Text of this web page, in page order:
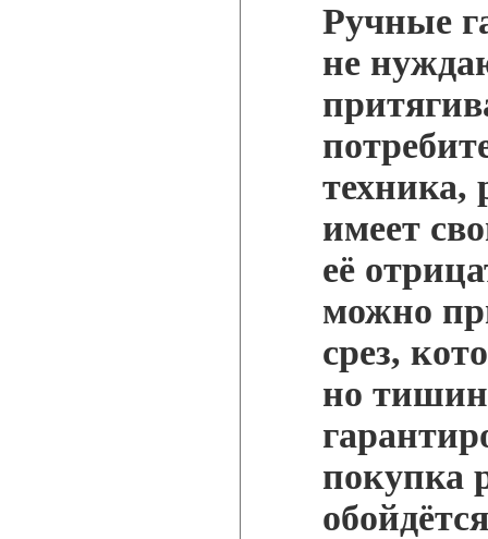
Ручные
не
техника,
имеет
её
можно
срез,
но
покупка